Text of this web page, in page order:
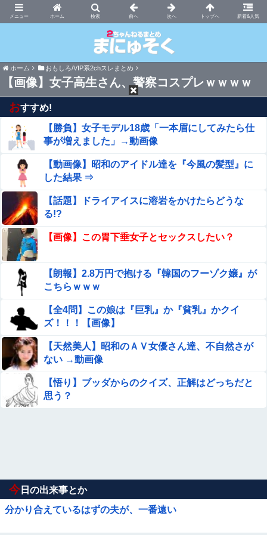
ホーム 新着&人気
まにゅそく 2chまとめニュース速報VIP
ホーム おもしろ/VIP系2chスレまとめ
【画像】女子高生さん、警察コスプレｗｗｗｗ
おすすめ!
【勝負】女子モデル18歳「一本眉にしてみたら仕
事が増えました」→動画像
【動画像】昭和のアイドル達を『今風の髪型』に
した結果 ⇒
【話題】ドライアイスに溶岩をかけたらどうな
る!?
【画像】この胃下垂女子とセックスしたい？
【朗報】2.8万円で抱ける『韓国のフーゾク嬢』が
こちらｗｗｗ
【全4問】この娘は『巨乳』か『貧乳』かクイ
ズ！！！【画像】
【天然美人】昭和のＡＶ女優さん達、不自然さが
ない →動画像
【悟り】ブッダからのクイズ、正解はどっちだと
思う？
今 日の出来事とか
分かり合えているはずの夫が、一番遠い